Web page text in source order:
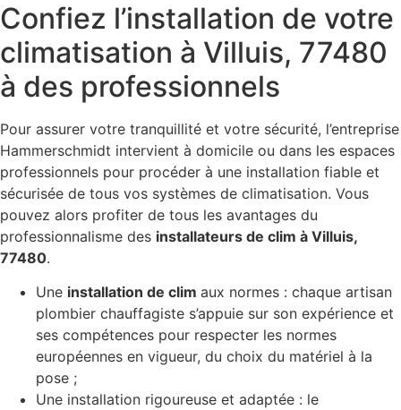
Confiez l’installation de votre
climatisation à Villuis, 77480
à des professionnels
Pour assurer votre tranquillité et votre sécurité, l’entreprise
Hammerschmidt intervient à domicile ou dans les espaces
professionnels pour procéder à une installation fiable et
sécurisée de tous vos systèmes de climatisation. Vous
pouvez alors profiter de tous les avantages du
professionnalisme des installateurs de clim à Villuis,
77480.
Une installation de clim aux normes : chaque artisan
plombier chauffagiste s’appuie sur son expérience et
ses compétences pour respecter les normes
européennes en vigueur, du choix du matériel à la
pose ;
Une installation rigoureuse et adaptée : le